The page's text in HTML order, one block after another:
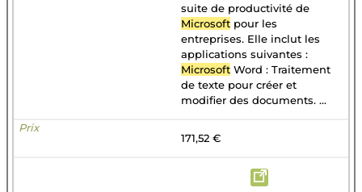
suite de productivité de
Microsoft pour les
entreprises. Elle inclut les
applications suivantes :
Microsoft Word : Traitement
de texte pour créer et
modifier des documents. ...
171,52 €